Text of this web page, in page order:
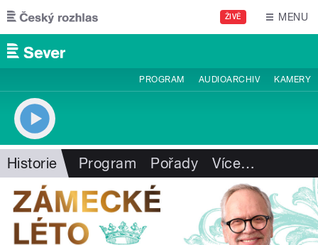
Přejít k hlavnímu obsahu
ŽIVĚ MENU
PROGRAM AUDIOARCHIV KAMERY
Historie Program Pořady Více…